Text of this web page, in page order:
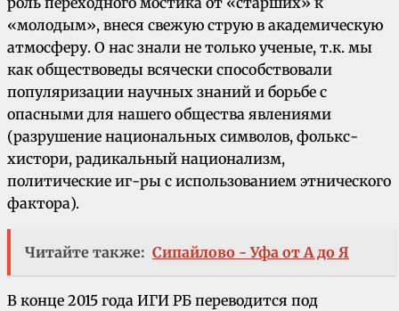
«молодым», внеся свежую струю в академическую
атмосферу. О нас знали не только ученые, т.к. мы
как обществоведы всячески способствовали
популяризации научных знаний и борьбе с
опасными для нашего общества явлениями
(разрушение национальных символов, фолькс-
хистори, радикальный национализм,
политические иг-ры с использованием этнического
фактора).
Читайте также: Сипайлово - Уфа от А до Я
В конце 2015 года ИГИ РБ переводится под